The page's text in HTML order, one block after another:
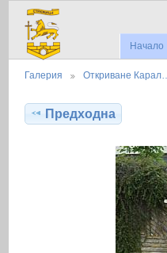
Начало
Галерия Откриване Карал…
Предходна